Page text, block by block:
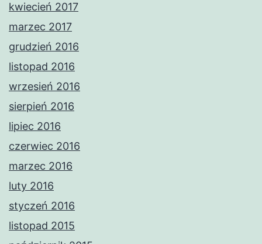
kwiecień 2017
marzec 2017
grudzień 2016
listopad 2016
wrzesień 2016
sierpień 2016
lipiec 2016
czerwiec 2016
marzec 2016
luty 2016
styczeń 2016
listopad 2015